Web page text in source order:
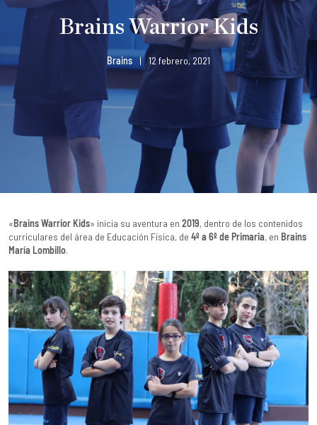
Brains Warrior Kids
Brains | 12 febrero, 2021
«Brains Warrior Kids» inicia su aventura en 2019, dentro de los contenidos
curriculares del área de Educación Física, de 4º a 6º de Primaria, en Brains
María Lombillo.